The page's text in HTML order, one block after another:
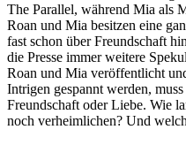
The Parallel, während Mia als
Roan und Mia besitzen eine
fast schon über Freundschaft
die Presse immer weitere
Roan und Mia veröffentlicht
Intrigen gespannt werden,
Freundschaft oder Liebe. Wie
noch verheimlichen? Und